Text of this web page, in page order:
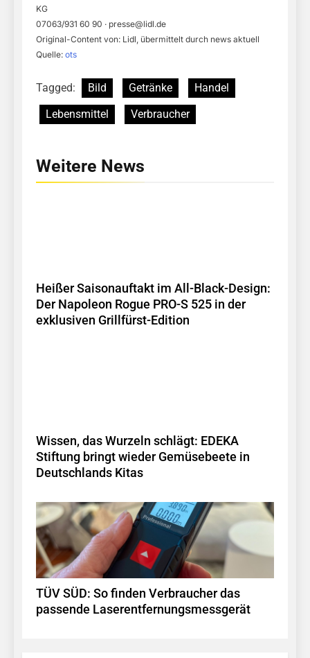
KG
07063/931 60 90 · presse@lidl.de
Original-Content von: Lidl, übermittelt durch news aktuell
Quelle: ots
Tagged: Bild Getränke
Handel
Lebensmittel
Verbraucher
Weitere News
Heißer Saisonauftakt im All-Black-Design:
Der Napoleon Rogue PRO-S 525 in der
exklusiven Grillfürst-Edition
Wissen, das Wurzeln schlägt: EDEKA
Stiftung bringt wieder Gemüsebeete in
Deutschlands Kitas
TÜV SÜD: So finden Verbraucher das
passende Laserentfernungsmessgerät